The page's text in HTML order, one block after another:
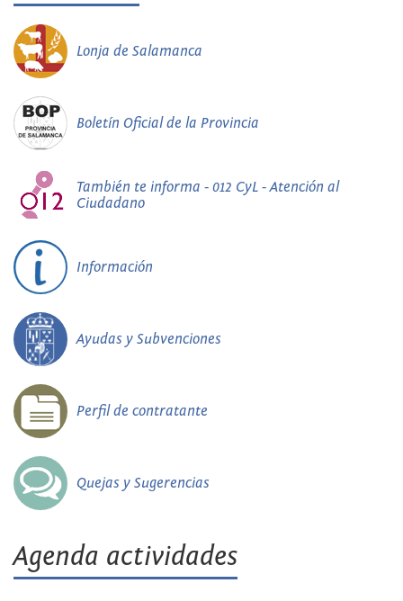
Lonja de Salamanca
Boletín Oficial de la Provincia
También te informa - 012 CyL - Atención al
Ciudadano
Información
Ayudas y Subvenciones
Perfil de contratante
Quejas y Sugerencias
Agenda actividades